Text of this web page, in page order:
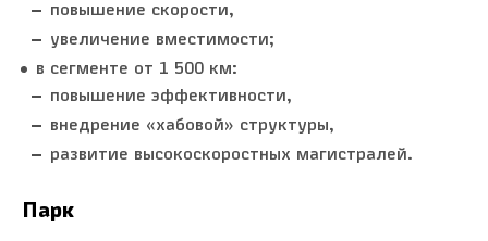
повышение скорости,
увеличение вместимости;
в сегменте от 1 500 км:
повышение эффективности,
внедрение «хабовой» структуры,
развитие высокоскоростных магистралей.
Парк